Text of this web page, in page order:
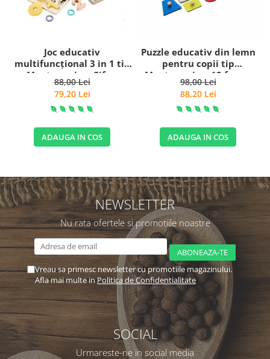
Joc educativ
multifuncțional 3 in 1 tip
Montessori cu Cifre,
Numărătoare și Forme
Geometrice
88,00 Lei
79,20 Lei
ADAUGA IN COS
Puzzle educativ din lemn
pentru copii tip
Montessori cu 12 forme
98,00 Lei
88,20 Lei
ADAUGA IN COS
NEWSLETTER
Nu rata ofertele si promotiile noastre
Vreau sa primesc newsletter cu promotiile magazinului.
Afla mai multe inPolitica de Confidentialitate
SOCIAL
Urmareste-ne in social media